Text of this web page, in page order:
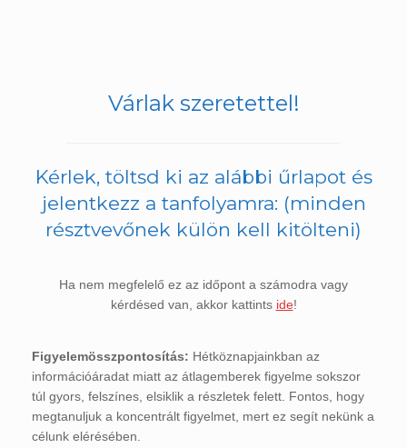
Várlak szeretettel!
Kérlek, töltsd ki az alábbi űrlapot és
jelentkezz a tanfolyamra: (minden
résztvevőnek külön kell kitölteni)
Ha nem megfelelő ez az időpont a számodra vagy
kérdésed van, akkor kattints ide!
Figyelemösszpontosítás: Hétköznapjainkban az
információáradat miatt az átlagemberek figyelme sokszor
túl gyors, felszínes, elsiklik a részletek felett. Fontos, hogy
megtanuljuk a koncentrált figyelmet, mert ez segít nekünk a
célunk elérésében.